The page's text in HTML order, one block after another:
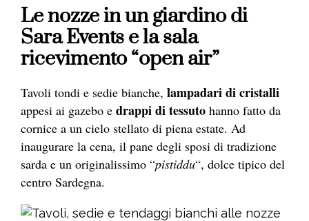
Le nozze in un giardino di
Sara Events e la sala
ricevimento “open air”
Tavoli tondi e sedie bianche, lampadari di cristalli
appesi ai gazebo e drappi di tessuto hanno fatto da
cornice a un cielo stellato di piena estate. Ad
inaugurare la cena, il pane degli sposi di tradizione
sarda e un originalissimo “pistiddu“, dolce tipico del
centro Sardegna.